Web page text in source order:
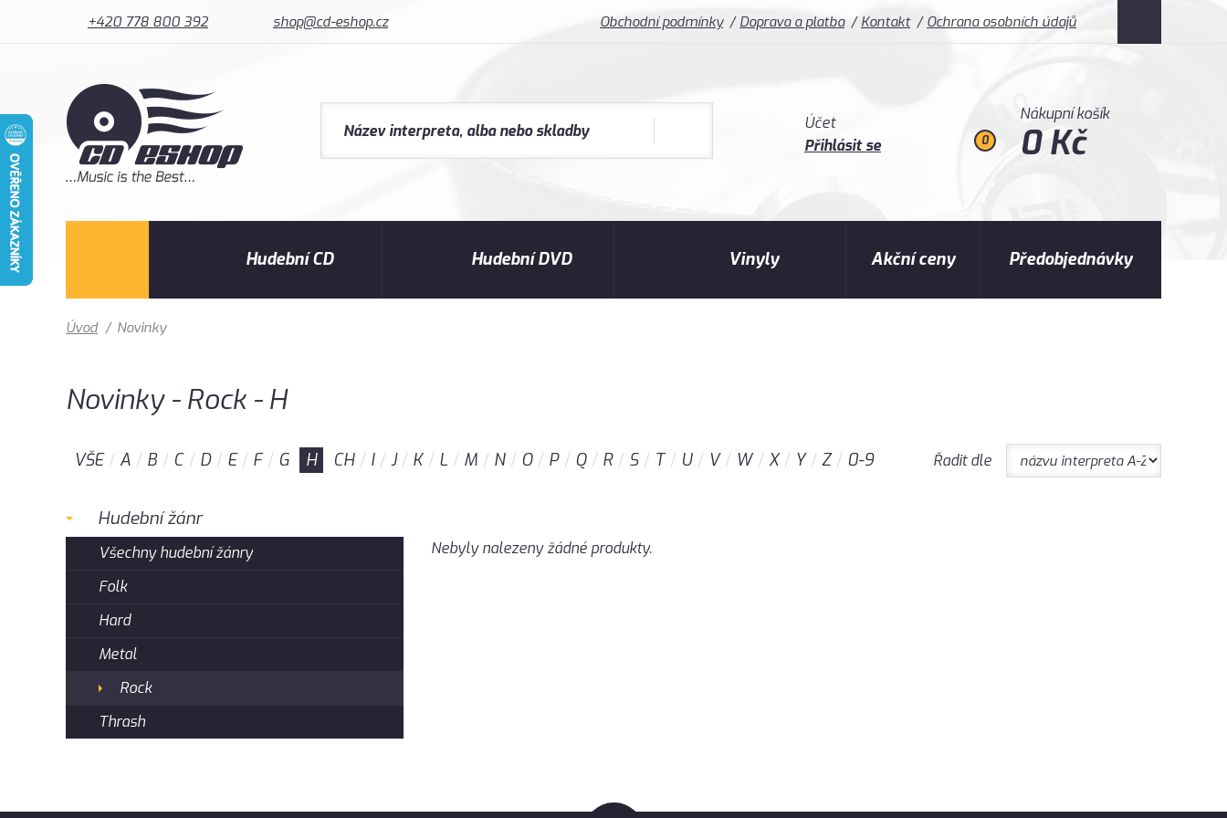
+420 778 800 392 shop@cd-eshop.cz Obchodní podmínky Doprava a platba Kontakt Ochrana osobních údajů
Účet
Přihlásit se
0
Nákupní košík
0 Kč
Hudební CD Hudební DVD Vinyly Akční ceny Předobjednávky
Úvod / Novinky
Novinky - Rock - H
VŠE A B C D E F G H CH I J K L M N O P Q R S T U V W X Y Z 0-9 Řadit dle
Hudební žánr
Všechny hudební žánry
Folk
Hard
Metal
Rock
Thrash
Nebyly nalezeny žádné produkty.